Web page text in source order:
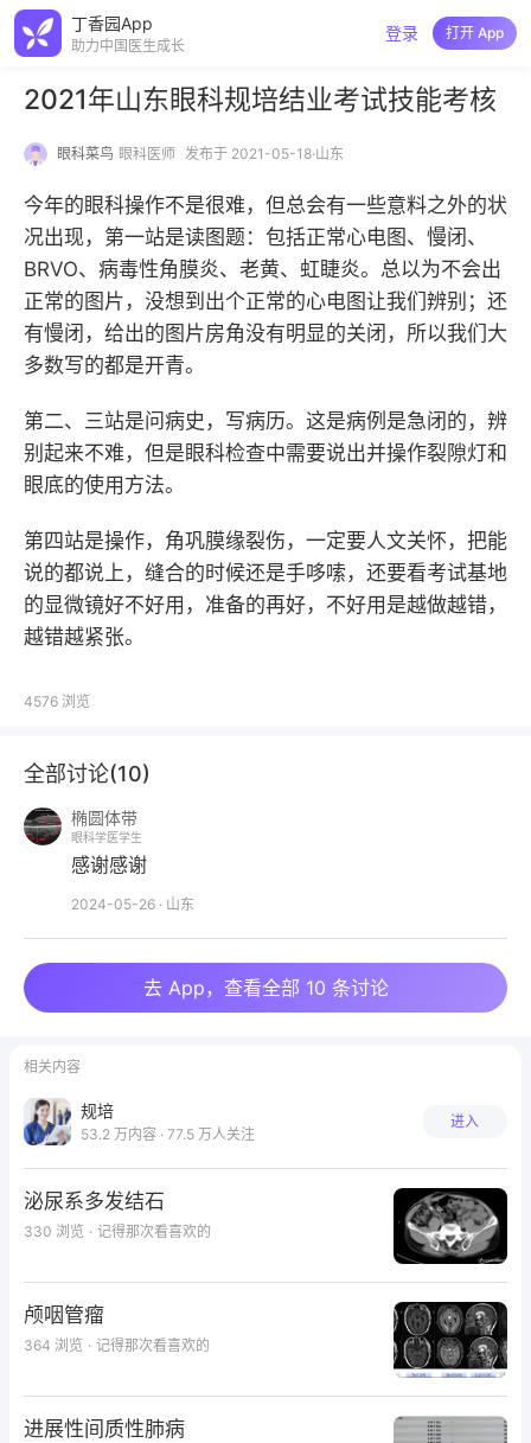
丁香园App
助力中国医生成长
登录 打开 App
2021年山东眼科规培结业考试技能考核
眼科菜鸟 眼科医师 发布于 2021-05-18·山东
今年的眼科操作不是很难，但总会有一些意料之外的状
况出现，第一站是读图题：包括正常心电图、慢闭、
BRVO、病毒性角膜炎、老黄、虹睫炎。总以为不会出
正常的图片，没想到出个正常的心电图让我们辨别；还
有慢闭，给出的图片房角没有明显的关闭，所以我们大
多数写的都是开青。
第二、三站是问病史，写病历。这是病例是急闭的，辨
别起来不难，但是眼科检查中需要说出并操作裂隙灯和
眼底的使用方法。
第四站是操作，角巩膜缘裂伤，一定要人文关怀，把能
说的都说上，缝合的时候还是手哆嗦，还要看考试基地
的显微镜好不好用，准备的再好，不好用是越做越错，
越错越紧张。
4576 浏览
全部讨论(10)
椭圆体带
眼科学医学生
感谢感谢
2024-05-26 · 山东
去 App，查看全部 10 条讨论
相关内容
规培
53.2 万内容 · 77.5 万人关注
进入
泌尿系多发结石
330 浏览 · 记得那次看喜欢的
颅咽管瘤
364 浏览 · 记得那次看喜欢的
进展性间质性肺病